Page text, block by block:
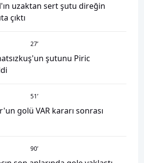
uzaktan sert şutu direğin
çıktı
27’
şutunu Piric
51’
golü VAR kararı sonrası
90’